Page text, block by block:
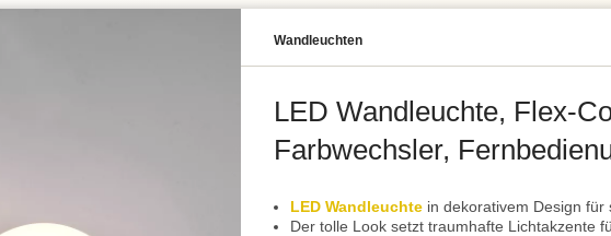
Wand­leuchten
LED Wandleuchte, Flex-
Farbwechsler,
LED Wandleuchte in dekorativem Design
Der tolle Look setzt traumhafte Lichtakzente